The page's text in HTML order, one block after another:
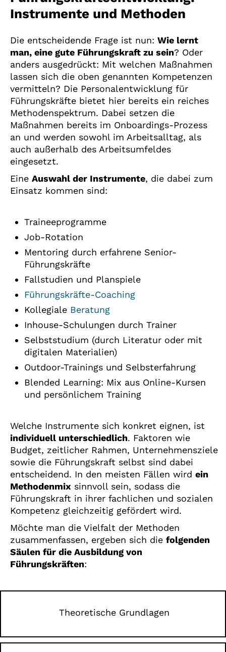
Instrumente und Methoden
Die entscheidende Frage ist nun: Wie lernt
man, eine gute Führungskraft zu sein? Oder
anders ausgedrückt: Mit welchen Maßnahmen
lassen sich die oben genannten Kompetenzen
vermitteln? Die Personalentwicklung für
Führungskräfte bietet hier bereits ein reiches
Methodenspektrum. Dabei setzen die
Maßnahmen bereits im Onboardings-Prozess
an und werden sowohl im Arbeitsalltag, als
auch außerhalb des Arbeitsumfeldes
eingesetzt.
Eine Auswahl der Instrumente, die dabei zum
Einsatz kommen sind:
Traineeprogramme
Job-Rotation
Mentoring durch erfahrene Senior-
Führungskräfte
Fallstudien und Planspiele
Führungskräfte-Coaching
Kollegiale Beratung
Inhouse-Schulungen durch Trainer
Selbststudium (durch Literatur oder mit
digitalen Materialien)
Outdoor-Trainings und Selbsterfahrung
Blended Learning: Mix aus Online-Kursen
und persönlichem Training
Welche Instrumente sich konkret eignen, ist
individuell unterschiedlich. Faktoren wie
Budget, zeitlicher Rahmen, Unternehmensziele
sowie die Führungskraft selbst sind dabei
entscheidend. In den meisten Fällen wird ein
Methodenmix sinnvoll sein, sodass die
Führungskraft in ihrer fachlichen und sozialen
Kompetenz gleichzeitig gefördert wird.
Möchte man die Vielfalt der Methoden
zusammenfassen, ergeben sich die folgenden
Säulen für die Ausbildung von
Führungskräften:
Theoretische Grundlagen